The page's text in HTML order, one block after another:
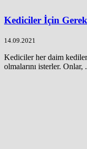
Kediciler İçin
14.09.2021
Kediciler her daim
olmalarını isterler. Onlar,